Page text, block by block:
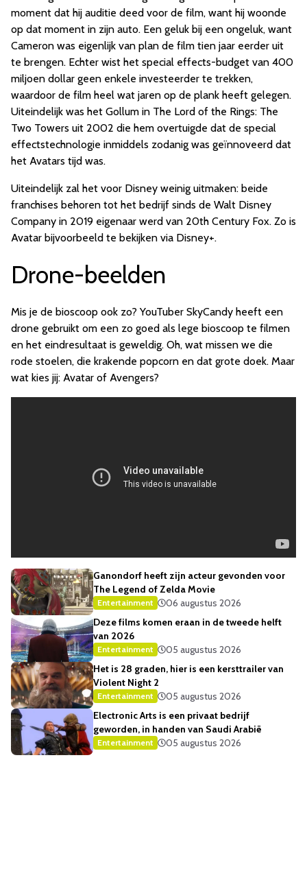
moment dat hij auditie deed voor de film, want hij woonde
op dat moment in zijn auto. Een geluk bij een ongeluk, want
Cameron was eigenlijk van plan de film tien jaar eerder uit
te brengen. Echter wist het special effects-budget van 400
miljoen dollar geen enkele investeerder te trekken,
waardoor de film heel wat jaren op de plank heeft gelegen.
Uiteindelijk was het Gollum in The Lord of the Rings: The
Two Towers uit 2002 die hem overtuigde dat de special
effectstechnologie inmiddels zodanig was geïnnoveerd dat
het Avatars tijd was.
Uiteindelijk zal het voor Disney weinig uitmaken: beide
franchises behoren tot het bedrijf sinds de Walt Disney
Company in 2019 eigenaar werd van 20th Century Fox. Zo is
Avatar bijvoorbeeld te bekijken via Disney+.
Drone-beelden
Mis je de bioscoop ook zo? YouTuber SkyCandy heeft een
drone gebruikt om een zo goed als lege bioscoop te filmen
en het eindresultaat is geweldig. Oh, wat missen we die
rode stoelen, die krakende popcorn en dat grote doek. Maar
wat kies jij: Avatar of Avengers?
Ganondorf heeft zijn acteur gevonden voor
The Legend of Zelda Movie
Entertainment
06 augustus 2026
Deze films komen eraan in de tweede helft
van 2026
Entertainment
05 augustus 2026
Het is 28 graden, hier is een kersttrailer van
Violent Night 2
Entertainment
05 augustus 2026
Electronic Arts is een privaat bedrijf
geworden, in handen van Saudi Arabië
Entertainment 05 augustus 2026